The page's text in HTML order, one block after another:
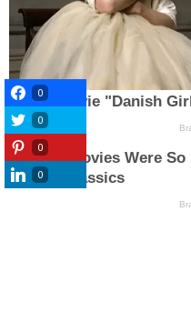
0
0
0
0